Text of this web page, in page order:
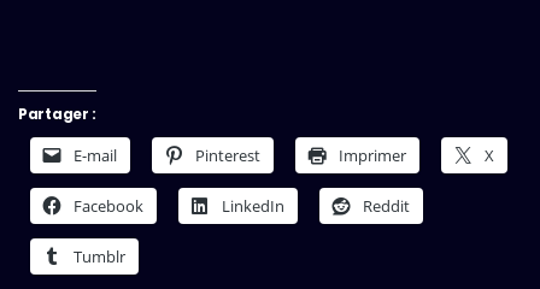
Partager :
E-mail Pinterest Imprimer X
Facebook LinkedIn Reddit
Tumblr